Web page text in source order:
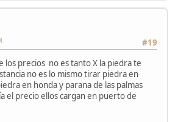
#19
los precios no es tanto X la piedra te
no es lo mismo tirar piedra en
en honda y parana de las palmas
el precio ellos cargan en puerto de